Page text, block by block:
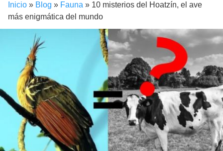
Inicio » Blog » Fauna » 10 misterios del Hoatzín, el ave
más enigmática del mundo